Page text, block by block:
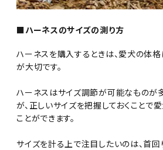
■ハーネスのサイズの測り方
ハーネスを購入するときは、愛犬の体
が大切です。
ハーネスはサイズ調節が可能なものが
が、正しいサイズを把握しておくことで
ことができます。
サイズを計る上で注目したいのは、首回